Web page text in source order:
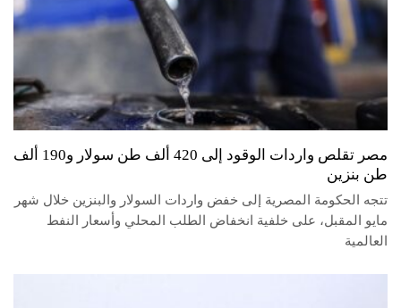
مصر تقلص واردات الوقود إلى 420 ألف طن سولار و190 ألف
طن بنزين
تتجه الحكومة المصرية إلى خفض واردات السولار والبنزين خلال شهر
مايو المقبل، على خلفية انخفاض الطلب المحلي وأسعار النفط
العالمية